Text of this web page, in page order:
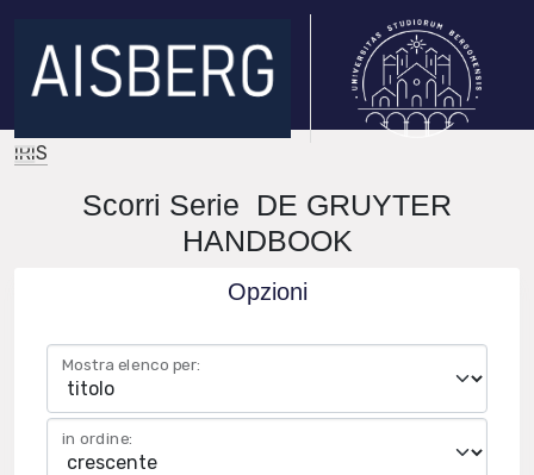
IRIS
Scorri Serie DE GRUYTER
HANDBOOK
Opzioni
Mostra elenco per:
in ordine: